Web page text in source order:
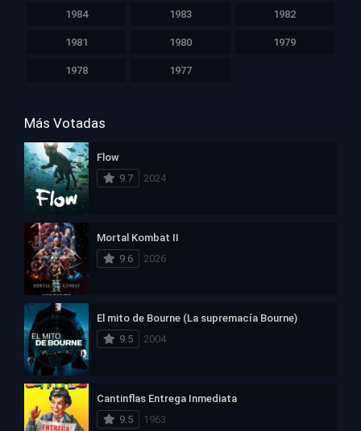
1984 1983 1982
1981 1980 1979
1978 1977
Más Votadas
Flow
9.7
2024
Mortal Kombat II
9.6
2026
El mito de Bourne (La supremacía Bourne)
9.5
2004
Cantinflas Entrega Inmediata
9.5
1963